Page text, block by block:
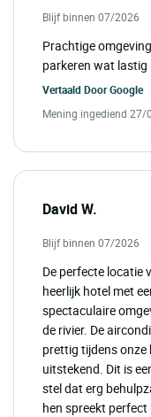
Blijf binnen 07/2026
Prachtige
parkeren wat lastig
Vertaald DoorGoogle
Mening ingediend 27/
David W.
Blijf binnen 07/2026
De perfecte locatie
heerlijk hotel met
spectaculaire
de rivier. De
prettig tijdens
uitstekend. Dit is
stel dat erg
hen spreekt perfect